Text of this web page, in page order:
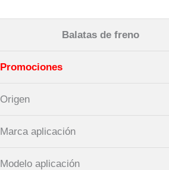
Balatas de freno
Promociones
Origen
Marca aplicación
Modelo aplicación